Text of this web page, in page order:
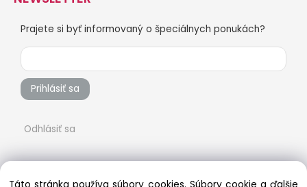
Prajete si byť informovaný o špeciálnych ponukách?
Prihlásiť sa
Odhlásiť sa